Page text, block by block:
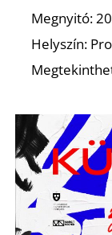
Megnyitó:
Helyszín: